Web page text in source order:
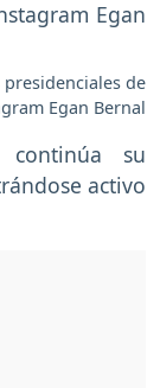
de
Egan Bernal
su
activo